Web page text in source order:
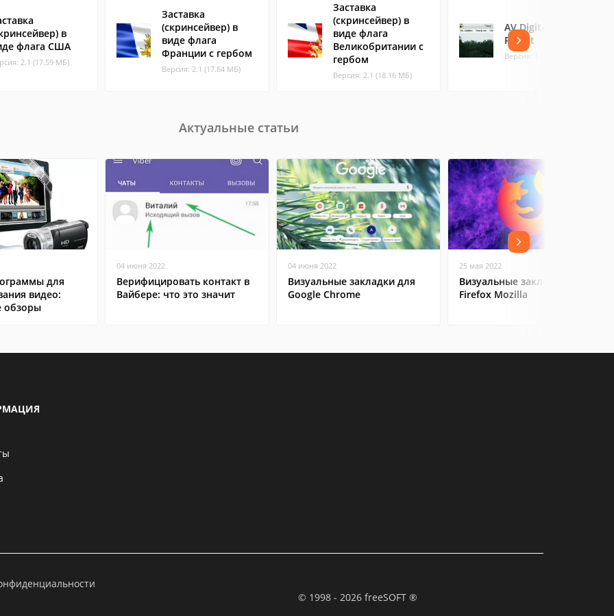
в
флага США
2.1 (17.59 МБ)
Заставка
(скринсейвер) в
виде флага
Франции с гербом
Версия: 2.1 (17.64 МБ)
Заставка
(скринсейвер) в
виде флага
Великобритании с
гербом
Версия: 2.1 (18.16 МБ)
AV Digital Talking
Parrot
Версия: 1.0.23 (1.86 МБ)
Актуальные статьи
для
видео:
обзоры
04 июня 2022
Верифицировать контакт в
Вайбере: что это значит
04 июня 2022
Визуальные закладки для
Google Chrome
25 мая 2022
Визуальные закладки в
Firefox Mozilla
© 1998 - 2026 freeSOFT ®